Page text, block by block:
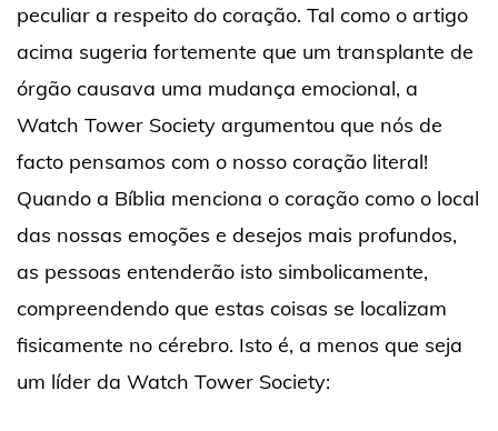
peculiar a respeito do coração. Tal como o artigo
acima sugeria fortemente que um transplante de
órgão causava uma mudança emocional, a
Watch Tower Society argumentou que nós de
facto pensamos com o nosso coração literal!
Quando a Bíblia menciona o coração como o local
das nossas emoções e desejos mais profundos,
as pessoas entenderão isto simbolicamente,
compreendendo que estas coisas se localizam
fisicamente no cérebro. Isto é, a menos que seja
um líder da Watch Tower Society: